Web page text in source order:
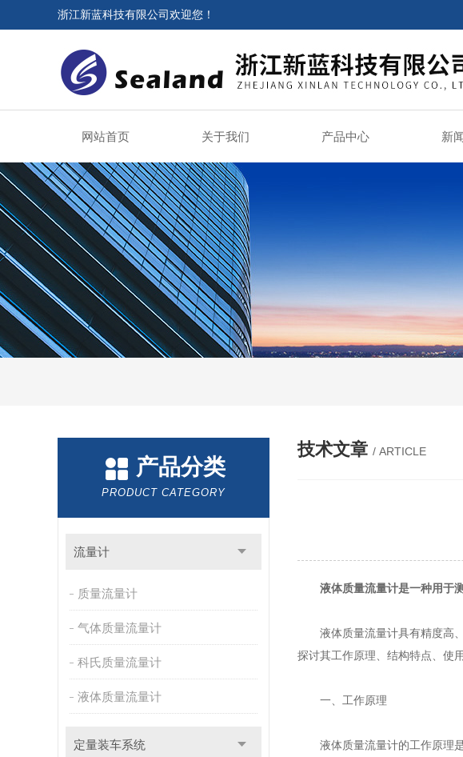
浙江新蓝科技有限公司欢迎您！
网站首页 关于我们 产品中心 新
产品分类
PRODUCT CATEGORY
流量计
质量流量计
气体质量流量计
科氏质量流量计
液体质量流量计
定量装车系统
技术文章 / ARTICLE
液体质量流量计是一种用于
液体质量流量计具有精度高、
探讨其工作原理、结构特点、使
一、工作原理
液体质量流量计的工作原理是